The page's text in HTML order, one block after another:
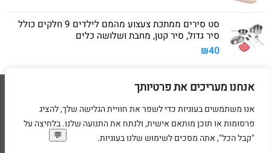
אנחנו מעריכים את פרטיותך
אנו משתמשים בעוגיות כדי לשפר את חוויית הגלישה שלך, להציג
פרסומות או תוכן מותאם אישית, ולנתח את התנועה שלנו. בלחיצה על
"קבל הכל", אתה מסכים לשימוש שלנו בעוגיות.
סט סירים ממתכת צעצוע מהמם לילדים 9 חלקים כולל
סיר גדול, סיר קטן, מחבת ושלושה כלים
₪40
Visa
MasterCard
Express
2
דף הבית מדיניות משלוחים מדיניות החזרת מוצרים תקנון מדיניות פרטיות
הסדרי נגישות בקשת מחיקת פרטים אישיים
בניית ועיצוב אתרי מסחר Code&Concept Copyright 2026 ©